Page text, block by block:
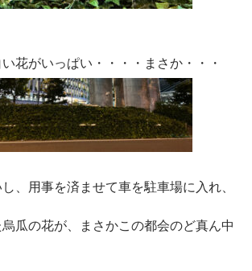
花がいっぱい・・・・まさか・・・
、用事を済ませて車を駐車場に入れ、
瓜の花が、まさかこの都会のど真ん中